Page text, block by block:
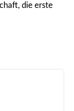
die erste